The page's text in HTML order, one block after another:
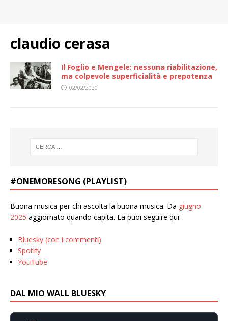
claudio cerasa
Il Foglio e Mengele: nessuna riabilitazione,
ma colpevole superficialità e prepotenza
02/02/2020
#ONEMORESONG (PLAYLIST)
Buona musica per chi ascolta la buona musica. Da giugno
2025 aggiornato quando capita. La puoi seguire qui:
Bluesky (con i commenti)
Spotify
YouTube
DAL MIO WALL BLUESKY